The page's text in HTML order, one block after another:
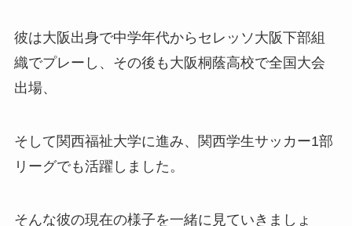
彼は大阪出身で中学年代からセレッソ大阪下部組
織でプレーし、その後も大阪桐蔭高校で全国大会
出場、
そして関西福祉大学に進み、関西学生サッカー1部
リーグでも活躍しました。
そんな彼の現在の様子を一緒に見ていきましょ